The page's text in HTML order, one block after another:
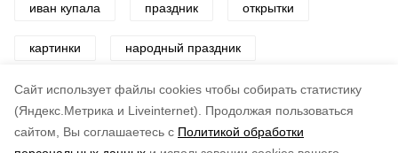
Cайт использует файлы cookies чтобы собирать статистику
(Яндекс.Метрика и Liveinternet).
Продолжая пользоваться
сайтом, Вы соглашаетесь с Политикой обработки
иван купала праздник открытки
картинки народный праздник
поздравления